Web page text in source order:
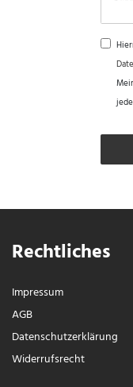
Rechtliches
Impressum
AGB
Daten­schutz­erklärung
Widerrufs­recht